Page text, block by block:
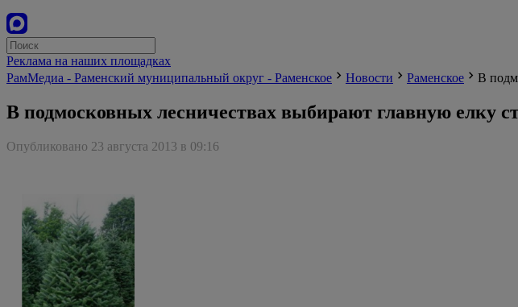
Реклама на наших площадках
РамМедиа - Раменский муниципальный округ - Раменское
Новости Раменское В
В подмосковных лесничествах выбирают главную елку
Опубликовано 23 августа 2013 в 09:16